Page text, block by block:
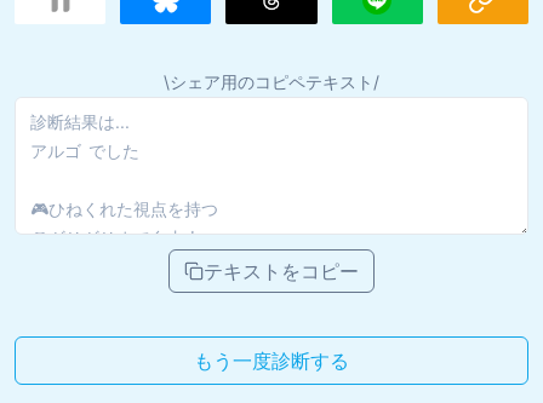
\シェア用のコピペテキスト/
テキストをコピー
もう一度診断する